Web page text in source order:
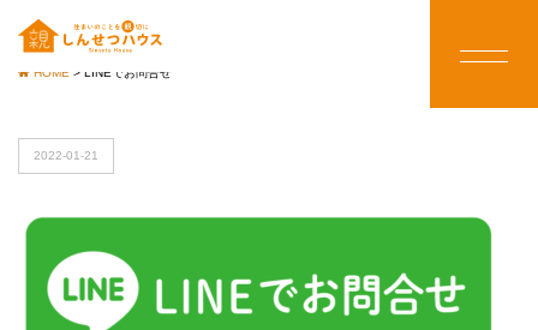
HOME > LINEでお問合せ
2022-01-21